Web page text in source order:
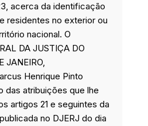
acerca da identificação
residentes no exterior ou
nacional. O
DA JUSTIÇA DO
JANEIRO,
Henrique Pinto
das atribuições que lhe
artigos 21 e seguintes da
no DJERJ do dia